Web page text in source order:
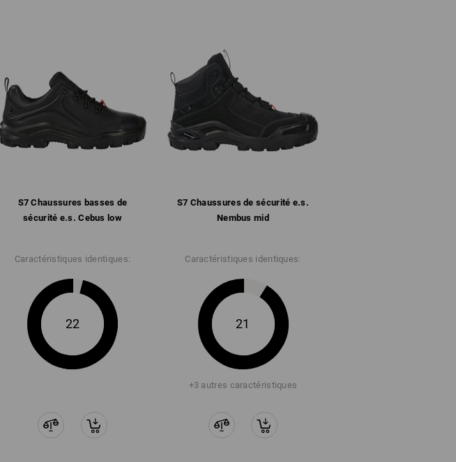
fonctionnelles évacuent quant à elles l'humidité des pieds vers
La membrane respirante de la chaussure intervient alors, en évacuant
vers l'extérieur de la chaussure. Le principe des chaussures
ne fonctionne donc qu'avec des chaussettes respirantes. La
ne peut être évacuée efficacement vers l'extérieur qu'en combinant
chaussettes fonctionnelles et des chaussures respirantes. C'est ainsi que
le principe de la respirabilité.
Fiche technique
S7 Chaussures basses de
sécurité e.s. Cebus low
S7 Chaussures de sécurité e.s.
Nembus mid
Caractéristiques identiques:
22
Caractéristiques identiques:
21
+3 autres caractéristiques